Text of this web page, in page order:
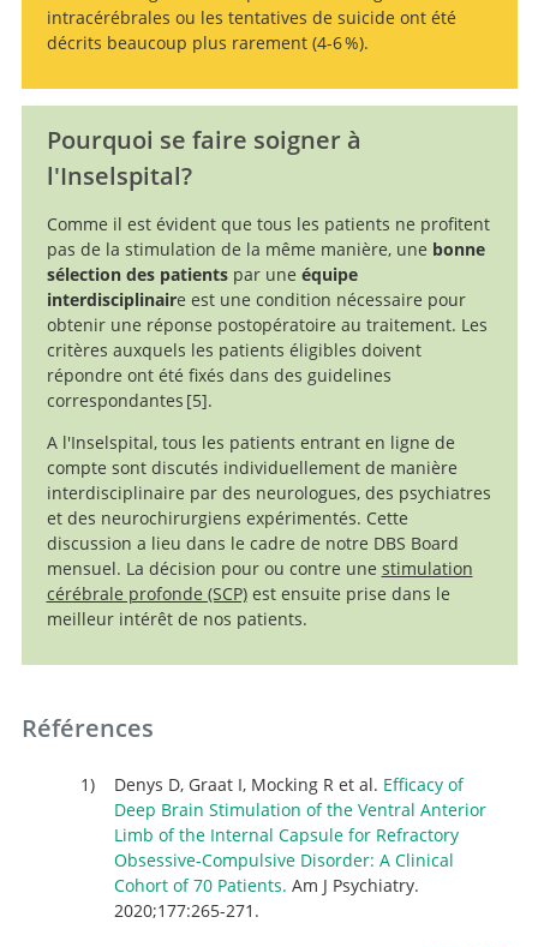
intracérébrales ou les tentatives de suicide ont été
décrits beaucoup plus rarement (4-6 %).
Pourquoi se faire soigner à
l'Inselspital?
Comme il est évident que tous les patients ne profitent
pas de la stimulation de la même manière, une bonne
sélection des patientspar une équipe
interdisciplinaire est une condition nécessaire pour
obtenir une réponse postopératoire au traitement. Les
critères auxquels les patients éligibles doivent
répondre ont été fixés dans des guidelines
correspondantes 5
Deep brain
stimulation for obsessive-compulsive disorder:
systematic review and evidence-based guideline
sponsored by the American Society for Stereotactic and
Functional Neurosurgery and the Congress of
Neurological Surgeons (CNS) and endorsed by the CNS
and American Association of Neurological Surgeons.
.
A l'Inselspital, tous les patients entrant en ligne de
compte sont discutés individuellement de manière
interdisciplinaire par des neurologues, des psychiatres
et des neurochirurgiens expérimentés. Cette
discussion a lieu dans le cadre de notre DBS Board
mensuel. La décision pour ou contre une stimulation
cérébrale profonde (SCP)est ensuite prise dans le
meilleur intérêt de nos patients.
Références
Denys D, Graat I, Mocking R et al. Efficacy of
Deep Brain Stimulation of the Ventral Anterior
Limb of the Internal Capsule for Refractory
Obsessive-Compulsive Disorder: A Clinical
Cohort of 70 Patients. Am J Psychiatry.
2020;177:265-271.